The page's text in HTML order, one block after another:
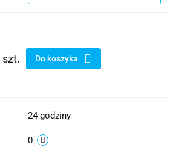
szt. Do koszyka
24 godziny
0